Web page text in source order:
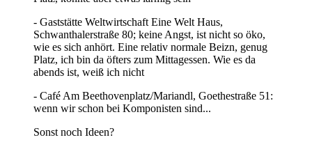
- Gaststätte Weltwirtschaft Eine Welt Haus,
Schwanthalerstraße 80; keine Angst, ist nicht so öko,
wie es sich anhört. Eine relativ normale Beizn, genug
Platz, ich bin da öfters zum Mittagessen. Wie es da
abends ist, weiß ich nicht
- Café Am Beethovenplatz/Mariandl, Goethestraße 51:
wenn wir schon bei Komponisten sind...
Sonst noch Ideen?